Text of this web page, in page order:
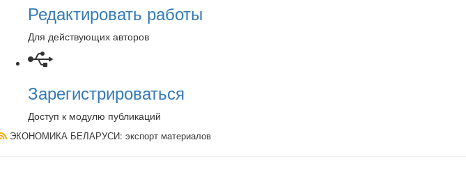
Редактировать работы
Для действующих авторов
Зарегистрироваться
Доступ к модулю публикаций
ЭКОНОМИКА БЕЛАРУСИ: экспорт материалов